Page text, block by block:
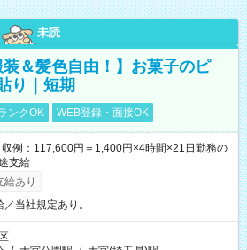
未読
装＆髪色自由！】お菓子のピ
り｜短期
ンクOK WEB登録・面接OK
例：117,600円＝1,400円×4時間×21日勤務の
支給
給あり
当社規定あり。